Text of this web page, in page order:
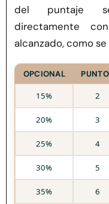
del puntaje
directamente
alcanzado, como
OPCIONAL
15% 2
20% 3
25% 4
30% 5
35% 6